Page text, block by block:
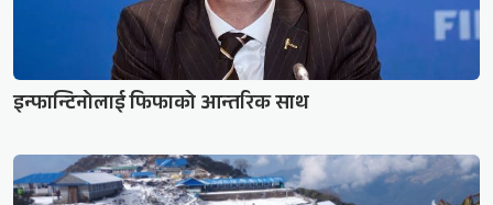
इन्फान्टिनोलाई फिफाको आन्तरिक साथ